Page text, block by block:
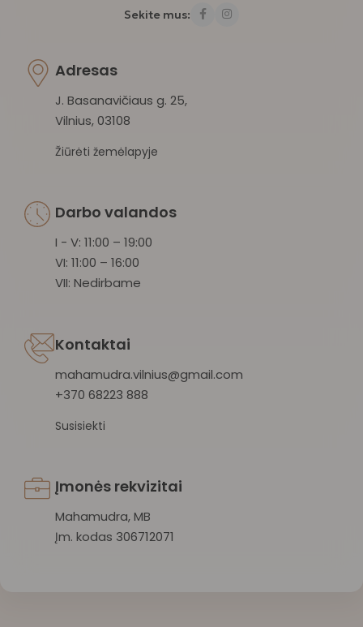
Sekite mus:
Adresas
J. Basanavičiaus g. 25,
Vilnius, 03108
Žiūrėti žemėlapyje
Darbo valandos
I - V: 11:00 – 19:00
VI: 11:00 – 16:00
VII: Nedirbame
Kontaktai
mahamudra.vilnius@gmail.com
+370 68223 888
Susisiekti
Įmonės rekvizitai
Mahamudra, MB
Įm. kodas 306712071